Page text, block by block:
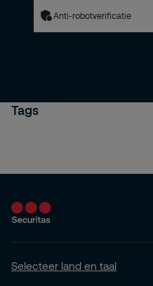
Anti-robotverificatie
Tags
Selecteer land en taal